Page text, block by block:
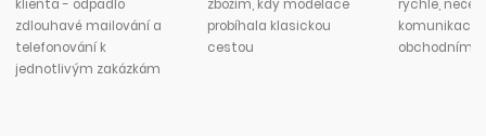
klienta - odpadlo
zdlouhavé mailování a
telefonování k
jednotlivým zakázkám
zbožím, kdy modelace
probíhala klasickou
cestou
rychle,
komunikaci s
obchodním